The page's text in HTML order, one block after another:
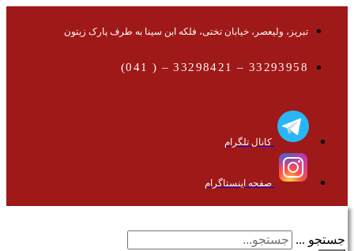
تبریز، ولیعصر، خیابان تختی، فلکه ابن سینا به طرف پارک زیتون
33293958 – 33298421 – ( 041)
کانال تلگرام
صفحه اینستاگرام
جستجو ...